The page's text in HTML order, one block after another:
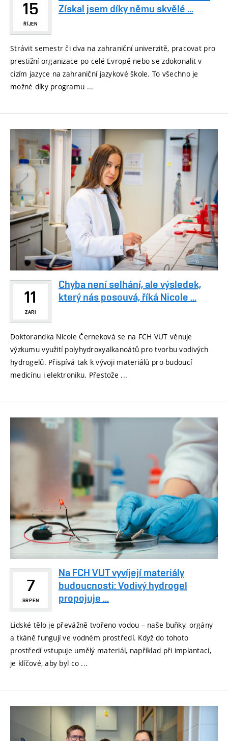
15
ŘÍJEN
Získal jsem díky němu skvělé ...
Strávit semestr či dva na zahraniční univerzitě, pracovat pro
prestižní organizace po celé Evropě nebo se zdokonalit v
cizím jazyce na zahraniční jazykové škole. To všechno je
možné díky programu ...
11
ZÁŘÍ
Chyba není selhání, ale výsledek,
který nás posouvá, říká Nicole ...
Doktorandka Nicole Černeková se na FCH VUT věnuje
výzkumu využití polyhydroxyalkanoátů pro tvorbu vodivých
hydrogelů. Přispívá tak k vývoji materiálů pro budoucí
medicínu i elektroniku. Přestože ...
7
SRPEN
Na FCH VUT vyvíjejí materiály
budoucnosti: Vodivý hydrogel
propojuje ...
Lidské tělo je převážně tvořeno vodou – naše buňky, orgány
a tkáně fungují ve vodném prostředí. Když do tohoto
prostředí vstupuje umělý materiál, například při implantaci,
je klíčové, aby byl co ...